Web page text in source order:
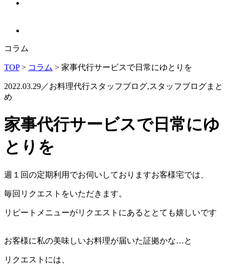
コラム
TOP> コラム > 家事代行サービスで日常にゆとりを
2022.03.29／お料理代行スタッフブログ,スタッフブログまと
め
家事代行サービスで日常にゆ
とりを
週１回の定期利用でお伺いしておりますお客様宅では、
毎回リクエストをいただきます。
リピートメニューがリクエストにあるととても嬉しいです
お客様に私の美味しいお料理が届いた証拠かな…と
リクエストには、